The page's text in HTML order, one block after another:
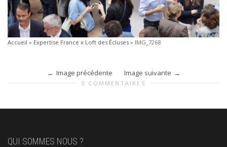
Accueil » Expertise France x Loft des Écluses » IMG_7268
Image précédente Image suivante
0 COMMENTAIRES
QUI SOMMES NOUS ?